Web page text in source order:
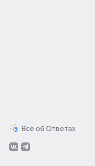
Всё об Ответах